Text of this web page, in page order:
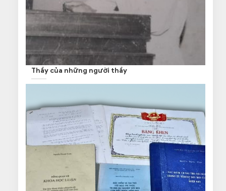
Thầy của những người thầy